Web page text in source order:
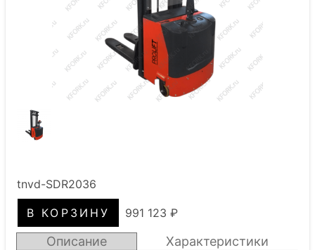
tnvd-SDR2036
991 123 ₽
Описание Характеристики